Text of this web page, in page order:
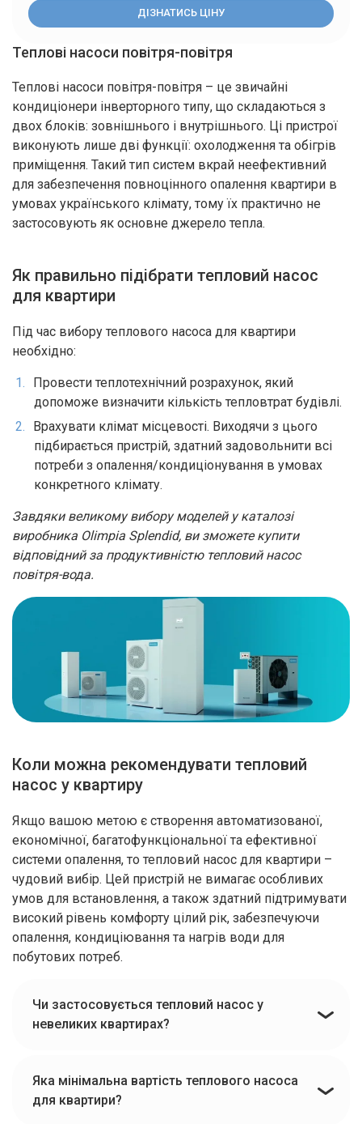
ДІЗНАТИСЬ ЦІНУ
Теплові насоси повітря-повітря
Теплові насоси повітря-повітря – це звичайні
кондиціонери інверторного типу, що складаються з
двох блоків: зовнішнього і внутрішнього. Ці пристрої
виконують лише дві функції: охолодження та обігрів
приміщення. Такий тип систем вкрай неефективний
для забезпечення повноцінного опалення квартири в
умовах українського клімату, тому їх практично не
застосовують як основне джерело тепла.
Як правильно підібрати тепловий насос
для квартири
Під час вибору теплового насоса для квартири
необхідно:
Провести теплотехнічний розрахунок, який
допоможе визначити кількість тепловтрат будівлі.
Врахувати клімат місцевості. Виходячи з цього
підбирається пристрій, здатний задовольнити всі
потреби з опалення/кондиціонування в умовах
конкретного клімату.
Завдяки великому вибору моделей у каталозі
виробника Olimpia Splendid, ви зможете купити
відповідний за продуктивністю тепловий насос
повітря-вода.
Коли можна рекомендувати тепловий
насос у квартиру
Якщо вашою метою є створення автоматизованої,
економічної, багатофункціональної та ефективної
системи опалення, то тепловий насос для квартири –
чудовий вибір. Цей пристрій не вимагає особливих
умов для встановлення, а також здатний підтримувати
високий рівень комфорту цілий рік, забезпечуючи
опалення, кондиціювання та нагрів води для
побутових потреб.
Чи застосовується тепловий насос у
невеликих квартирах?
Яка мінімальна вартість теплового насоса
для квартири?